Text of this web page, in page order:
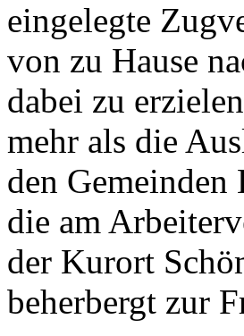
eingelegte
von zu Hause
dabei zu
mehr als die
den
die am
der Kurort
beherbergt zur